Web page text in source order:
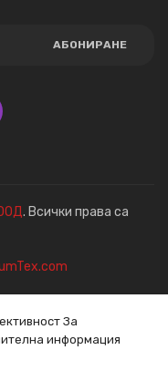
АБОНИРАНЕ
. Всички права са
За
информация